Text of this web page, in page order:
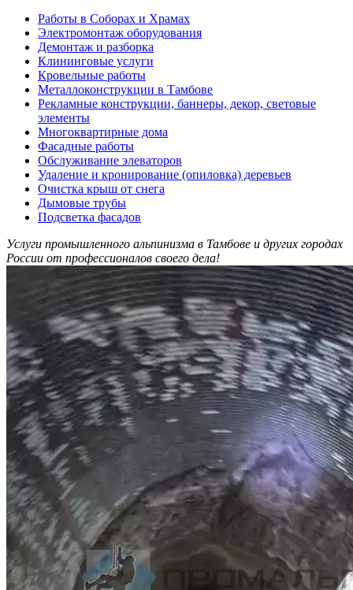
Работы в Соборах и Храмах
Электромонтаж оборудования
Демонтаж и разборка
Клининговые услуги
Кровельные работы
Металлоконструкции в Тамбове
Рекламные конструкции, баннеры, декор, световые
элементы
Многоквартирные дома
Фасадные работы
Обслуживание элеваторов
Удаление и кронирование (опиловка) деревьев
Очистка крыш от снега
Дымовые трубы
Подсветка фасадов
Услуги промышленного альпинизма в Тамбове и других городах
России от профессионалов своего дела!